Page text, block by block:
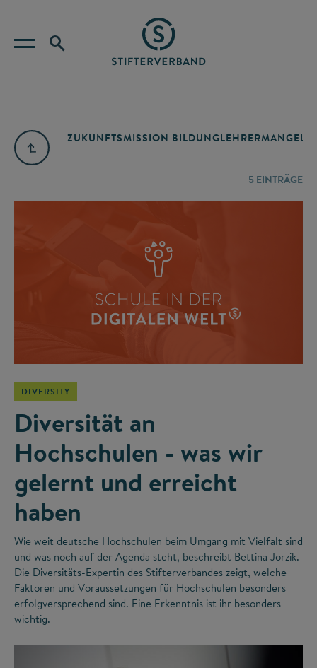
ZUKUNFTSMISSION BILDUNGLEHRERMANGEL
5 EINTRÄGE
DIVERSITY
Diversität an
Hochschulen - was wir
gelernt und erreicht
haben
Wie weit deutsche Hochschulen beim Umgang mit Vielfalt sind
und was noch auf der Agenda steht, beschreibt Bettina Jorzik.
Die Diversitäts-Expertin des Stifterverbandes zeigt, welche
Faktoren und Voraussetzungen für Hochschulen besonders
erfolgversprechend sind. Eine Erkenntnis ist ihr besonders
wichtig.